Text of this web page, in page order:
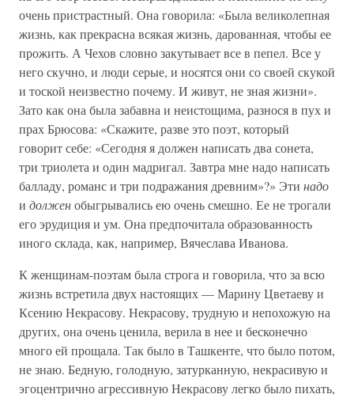
очень пристрастный. Она говорила: «Была великолепная
жизнь, как прекрасна всякая жизнь, дарованная, чтобы ее
прожить. А Чехов словно закутывает все в пепел. Все у
него скучно, и люди серые, и носятся они со своей скукой
и тоской неизвестно почему. И живут, не зная жизни».
Зато как она была забавна и неистощима, разнося в пух и
прах Брюсова: «Скажите, разве это поэт, который
говорит себе: «Сегодня я должен написать два сонета,
три триолета и один мадригал. Завтра мне надо написать
балладу, романс и три подражания древним»?» Эти надо
и долженобыгрывались ею очень смешно. Ее не трогали
его эрудиция и ум. Она предпочитала образованность
иного склада, как, например, Вячеслава Иванова.
К женщинам-поэтам была строга и говорила, что за всю
жизнь встретила двух настоящих — Марину Цветаеву и
Ксению Некрасову. Некрасову, трудную и непохожую на
других, она очень ценила, верила в нее и бесконечно
много ей прощала. Так было в Ташкенте, что было потом,
не знаю. Бедную, голодную, затурканную, некрасивую и
эгоцентрично агрессивную Некрасову легко было пихать,